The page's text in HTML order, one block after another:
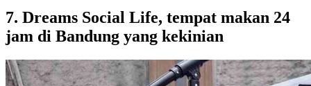
7. Dreams Social Life, tempat makan 24
jam di Bandung yang kekinian